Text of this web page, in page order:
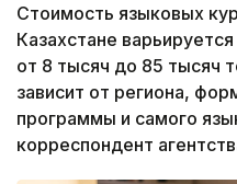
Стоимость языковых
Казахстане
от 8 тысяч до 85 тысяч
зависит от региона,
программы и самого
корреспондент